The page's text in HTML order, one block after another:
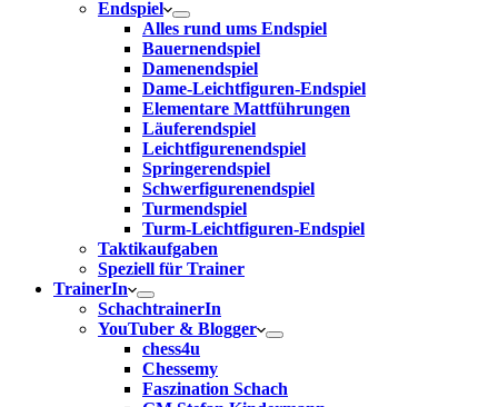
Endspiel
Alles rund ums Endspiel
Bauernendspiel
Damenendspiel
Dame-Leichtfiguren-Endspiel
Elementare Mattführungen
Läuferendspiel
Leichtfigurenendspiel
Springerendspiel
Schwerfigurenendspiel
Turmendspiel
Turm-Leichtfiguren-Endspiel
Taktikaufgaben
Speziell für Trainer
TrainerIn
SchachtrainerIn
YouTuber & Blogger
chess4u
Chessemy
Faszination Schach